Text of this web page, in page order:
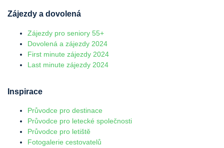
Zájezdy a dovolená
Zájezdy pro seniory 55+
Dovolená a zájezdy 2024
First minute zájezdy 2024
Last minute zájezdy 2024
Inspirace
Průvodce pro destinace
Průvodce pro letecké společnosti
Průvodce pro letiště
Fotogalerie cestovatelů